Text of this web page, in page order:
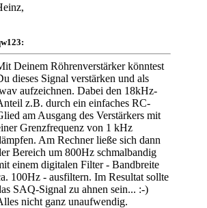
Deinem Röhrenverstärker könntest
dieses Signal verstärken und als
aufzeichnen. Dabei den 18kHz-
z.B. durch ein einfaches RC-
am Ausgang des Verstärkers mit
Grenzfrequenz von 1 kHz
Am Rechner ließe sich dann
Bereich um 800Hz schmalbandig
einem digitalen Filter - Bandbreite
100Hz - ausfiltern. Im Resultat sollte
SAQ-Signal zu ahnen sein... :-)
nicht ganz unaufwendig.